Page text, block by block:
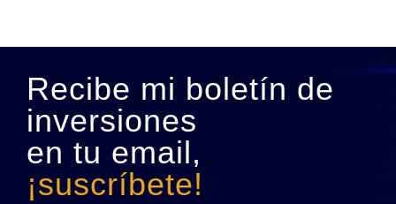
Recibe mi boletín de
inversiones
en tu email,
¡suscríbete!